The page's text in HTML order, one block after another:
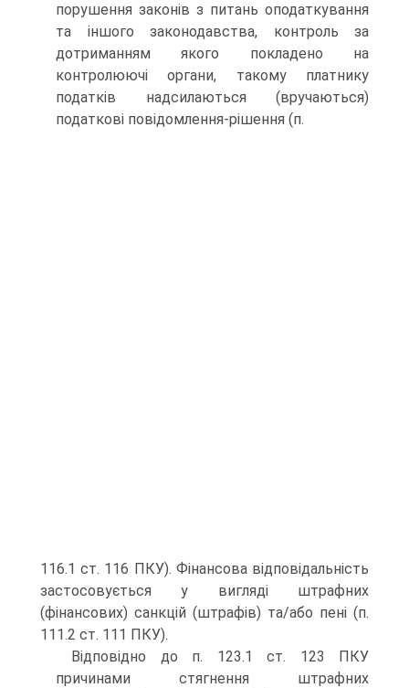
порушення законів з питань оподаткування
та іншого законодавства, контроль за
дотриманням якого покладено на
контролюючі органи, такому платнику
податків надсилаються (вручаються)
податкові повідомлення-рішення (п.
116.1 ст. 116 ПКУ). Фінансова відповідальність
застосовується у вигляді штрафних
(фінансових) санкцій (штрафів) та/або пені (п.
111.2 ст. 111 ПКУ).
Відповідно до п. 123.1 ст. 123 ПКУ
причинами стягнення штрафних